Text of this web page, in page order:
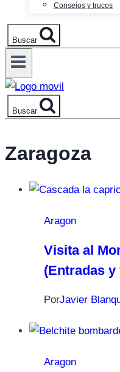
Consejos y trucos
Buscar
Buscar
Zaragoza
Aragon
Visita al
(Entradas
PorJavier
Aragon